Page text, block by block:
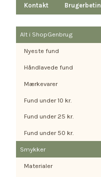
Kontakt
Alt i ShopGenbrug
Nyeste fund
Håndlavede fund
Mærkevarer
Fund under 10 kr.
Fund under 25 kr.
Fund under 50 kr.
Smykker
Materialer